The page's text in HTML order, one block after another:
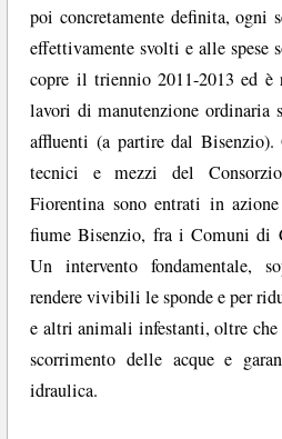
poi concretamente definita, ogni
effettivamente svolti e alle spese
copre il triennio 2011-2013 ed è
lavori di manutenzione ordinaria
affluenti (a partire dal Bisenzio).
tecnici e mezzi del
Fiorentina sono entrati in
fiume Bisenzio, fra i Comuni di
Un intervento fondamentale,
rendere vivibili le sponde e per
e altri animali infestanti, oltre che
scorrimento delle acque e
idraulica.